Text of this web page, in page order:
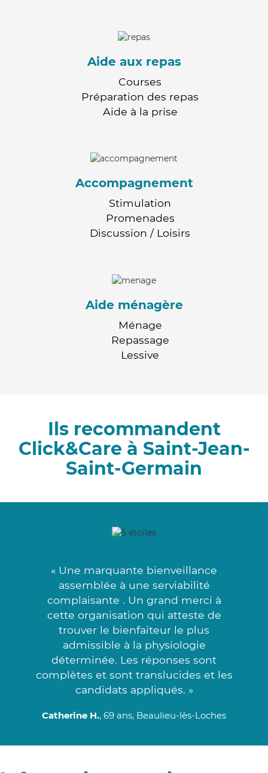
Aide aux repas
Courses
Préparation des repas
Aide à la prise
Accompagnement
Stimulation
Promenades
Discussion / Loisirs
Aide ménagère
Ménage
Repassage
Lessive
Ils recommandent
Click&Care à Saint-Jean-
Saint-Germain
« Une marquante bienveillance
assemblée à une serviabilité
complaisante . Un grand merci à
cette organisation qui atteste de
trouver le bienfaiteur le plus
admissible à la physiologie
déterminée. Les réponses sont
complètes et sont translucides et les
candidats appliqués. »
Catherine H., 69 ans, Beaulieu-lès-Loches